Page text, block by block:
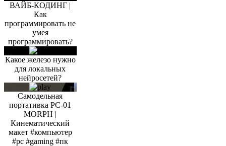
ВАЙБ-КОДИНГ |
Как
программировать не
умея
программировать?
Какое железо нужно
для локальных
нейросетей?
Самодельная
портативка PC-01
MORPH |
Кинематический
макет #компьютер
#pc #gaming #пк